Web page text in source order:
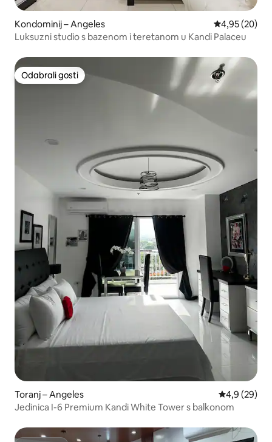
Kondominij – Angeles Prosječna
4,95 (20)
Luksuzni studio s bazenom i teretanom u Kandi Palaceu
Odabrali gosti
Odabrali gosti
Toranj – Angeles Prosječna
4,9 (29)
Jedinica I-6 Premium Kandi White Tower s balkonom